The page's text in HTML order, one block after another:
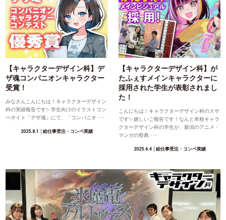
【キャラクターデザイン科】デ
ザ魂コンパニオンキャラクター
受賞！
みなさんこんにちは！キャラクターデザイン
科の実績報告です✨ 学生向けのイラストコン
ペサイト「デザ魂」にて、「コンパニオ ･･･
2025.8.1 │絵仕事受注・コンペ実績
【キャラクターデザイン科】が
たふぇすメインキャラクターに
採用された学生が表彰されまし
た！
こんにちは！キャラクターデザイン科のスサ
です✨ 嬉しいご報告です！なんと本校キャラ
クターデザイン科の学生が、新潟のアニメ・
マンガの祭典 ･･･
2025.6.4│絵仕事受注・コンペ実績